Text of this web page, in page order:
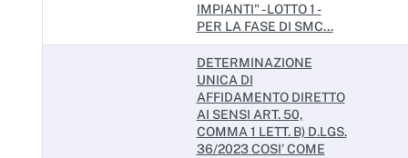
Informazioni ambientali
Interventi straordinari e di emergenza
Attuazione misure PNRR
IMPIANTI" - LOTTO 1 -
PER LA FASE DI SMC...
DETERMINAZIONE
UNICA DI
AFFIDAMENTO DIRETTO
AI SENSI ART. 50,
COMMA 1 LETT. B) D.LGS.
36/2023 COSI’ COME